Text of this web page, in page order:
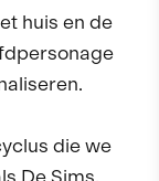
huis en de
die we
De Sims,